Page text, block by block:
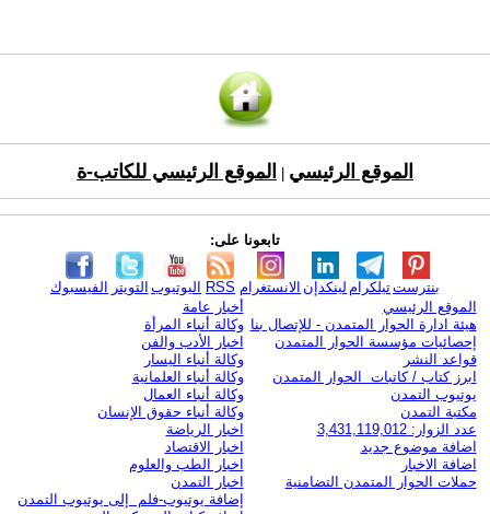
الموقع الرئيسي الموقع الرئيسي للكاتب-ة
تابعونا على:
الفيسبوك التويتر اليوتيوب RSS الانستغرام لينكدإن تيلكرامبنترست
الموقع الرئيسي
هيئة ادارة الحوار المتمدن - للإتصال بنا
إحصائيات مؤسسة الحوار المتمدن
قواعد النشر
ابرز كتاب / كاتبات الحوار المتمدن
يوتيوب التمدن
مكتبة التمدن
عدد الزوار: 3,431,119,012
اضافة موضوع جديد
اضافة الاخبار
حملات الحوار المتمدن التضامنية
أخبار عامة
وكالة أنباء المرأة
اخبار الأدب والفن
وكالة أنباء اليسار
وكالة أنباء العلمانية
وكالة أنباء العمال
وكالة أنباء حقوق الإنسان
اخبار الرياضة
اخبار الاقتصاد
اخبار الطب والعلوم
اخبار التمدن
إضافة يوتيوب-فلم إلى يوتيوب التمدن